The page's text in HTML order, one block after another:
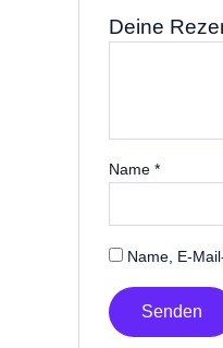
Deine
Name *
Name, E-